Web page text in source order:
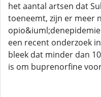
het aantal artsen dat
toeneemt, zijn er meer
een recent onderzoek
bleek dat minder dan
is om buprenorfine